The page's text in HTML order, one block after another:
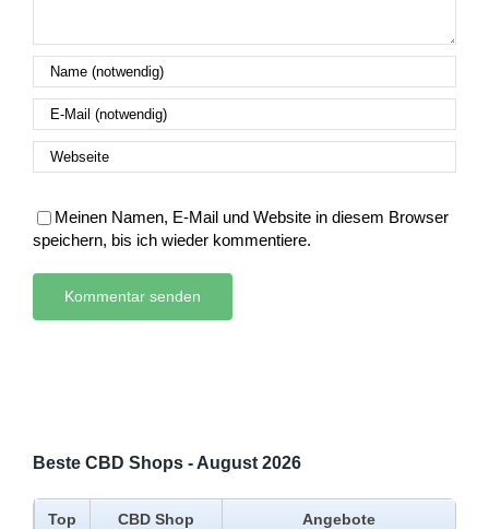
Meinen Namen, E-Mail und Website in diesem Browser
speichern, bis ich wieder kommentiere.
Beste CBD Shops - August 2026
Top CBD Shop Angebote